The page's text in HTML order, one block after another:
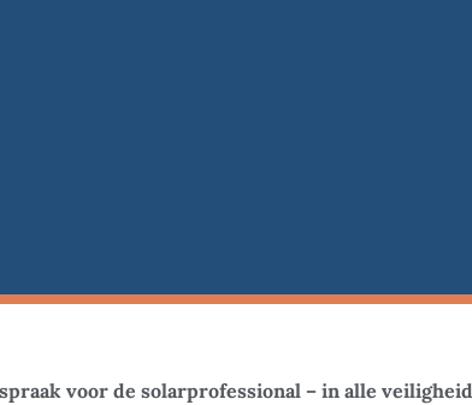
voor de solarprofessional – in alle